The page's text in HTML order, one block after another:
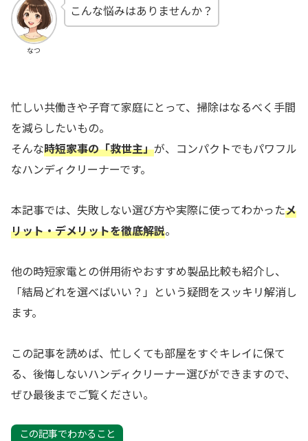
なつ
こんな悩みはありませんか？
忙しい共働きや子育て家庭にとって、掃除はなるべく手間
を減らしたいもの。
そんな時短家事の「救世主」が、コンパクトでもパワフル
なハンディクリーナーです。
本記事では、失敗しない選び方や実際に使ってわかったメ
リット・デメリットを徹底解説。
他の時短家電との併用術やおすすめ製品比較も紹介し、
「結局どれを選べばいい？」という疑問をスッキリ解消し
ます。
この記事を読めば、忙しくても部屋をすぐキレイに保て
る、後悔しないハンディクリーナー選びができますので、
ぜひ最後までご覧ください。
この記事でわかること